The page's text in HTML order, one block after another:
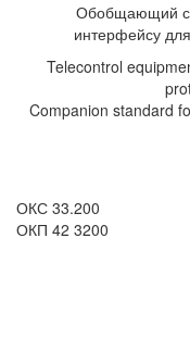
Обобщающий
интерфейсу
Telecontrol
Companion standard
ОКС 33.200
ОКП 42 3200